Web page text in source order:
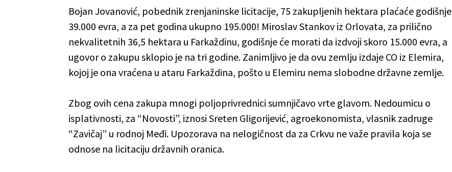
Bojan Jovanović, pobednik zrenjaninske licitacije, 75 zakupljenih hektara plaćaće godišnje
39.000 evra, a za pet godina ukupno 195.000! Miroslav Stankov iz Orlovata, za prilično
nekvalitetnih 36,5 hektara u Farkaždinu, godišnje će morati da izdvoji skoro 15.000 evra, a
ugovor o zakupu sklopio je na tri godine. Zanimljivo je da ovu zemlju izdaje CO iz Elemira,
kojoj je ona vraćena u ataru Farkaždina, pošto u Elemiru nema slobodne državne zemlje.
Zbog ovih cena zakupa mnogi poljoprivrednici sumnjičavo vrte glavom. Nedoumicu o
isplativnosti, za “Novosti”, iznosi Sreten Gligorijević, agroekonomista, vlasnik zadruge
“Zavičaj” u rodnoj Međi. Upozorava na nelogičnost da za Crkvu ne važe pravila koja se
odnose na licitaciju državnih oranica.